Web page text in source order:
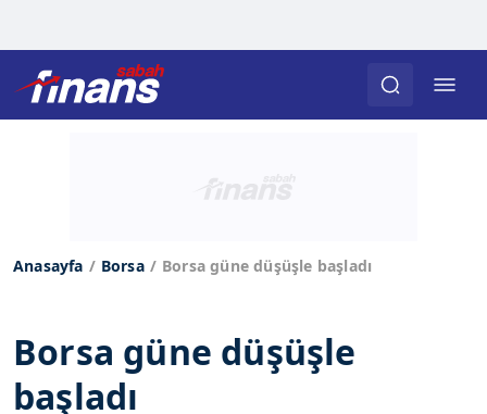
Anasayfa Borsa Borsa güne düşüşle başladı
Borsa güne düşüşle
başladı